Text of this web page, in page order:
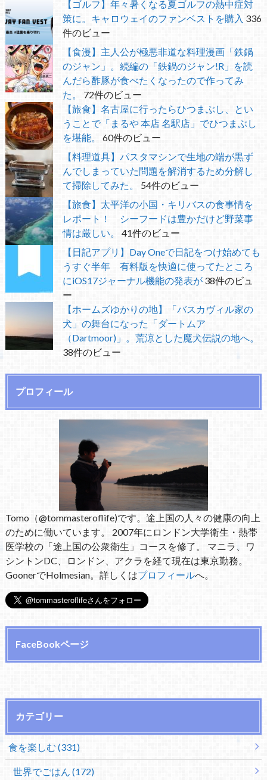
【ゴルフ】年々暑くなる夏ゴルフの熱中症対
策に。キャロウェイのファンベストを購入 336
件のビュー
【食漫】主人公が極悪非道な料理漫画「鉄鍋
のジャン」。続編の「鉄鍋のジャン!R」を読
んだら酢豚が食べたくなったので作ってみ
た。
72件のビュー
【旅食】名古屋に行ったらひつまぶし、とい
うことで「まるや 本店 名駅店」でひつまぶし
を堪能。
60件のビュー
【料理道具】パスタマシンで生地の端が黒ず
んでしまっていた問題を解消するため分解し
て掃除してみた。
54件のビュー
【旅食】太平洋の小国・キリバスの食事情を
レポート！ シーフードは豊かだけど野菜事
情は厳しい。
41件のビュー
【日記アプリ】Day Oneで日記をつけ始めても
うすぐ半年 有料版を快適に使ってたところ
にiOS17ジャーナル機能の発表が 38件のビュ
ー
【ホームズゆかりの地】「バスカヴィル家の
犬」の舞台になった「ダートムア
（Dartmoor)」。荒涼とした魔犬伝説の地へ。
38件のビュー
プロフィール
Tomo（@tommasteroflife)です。途上国の人々の健康の向上
のために働いています。 2007年にロンドン大学衛生・熱帯
医学校の「途上国の公衆衛生」コースを修了。 マニラ、ワ
シントンDC、ロンドン、アクラを経て現在は東京勤務。
GoonerでHolmesian。詳しくはプロフィールへ。
FaceBookページ
カテゴリー
食を楽しむ (331)
世界でごはん (172)